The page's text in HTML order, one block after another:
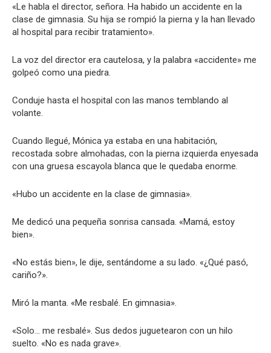
«Le habla el director, señora. Ha habido un accidente en la
clase de gimnasia. Su hija se rompió la pierna y la han llevado
al hospital para recibir tratamiento».
La voz del director era cautelosa, y la palabra «accidente» me
golpeó como una piedra.
Conduje hasta el hospital con las manos temblando al
volante.
Cuando llegué, Mónica ya estaba en una habitación,
recostada sobre almohadas, con la pierna izquierda enyesada
con una gruesa escayola blanca que le quedaba enorme.
«Hubo un accidente en la clase de gimnasia».
Me dedicó una pequeña sonrisa cansada. «Mamá, estoy
bien».
«No estás bien», le dije, sentándome a su lado. «¿Qué pasó,
cariño?».
Miró la manta. «Me resbalé. En gimnasia».
«Solo… me resbalé». Sus dedos juguetearon con un hilo
suelto. «No es nada grave».